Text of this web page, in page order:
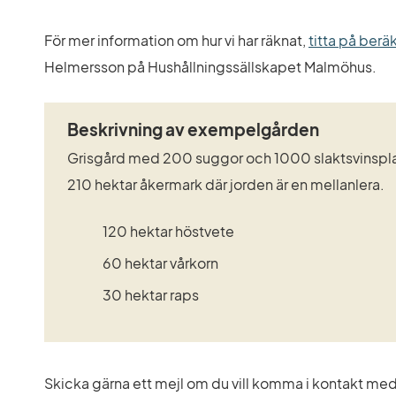
För mer information om hur vi har räknat, titta på
Helmersson på Hushållningssällskapet Malmöhus.
Beskrivning av exempelgården
Grisgård med 200 suggor och 1000
210 hektar åkermark där jorden är en mellanlera.
120 hektar höstvete
60 hektar vårkorn
30 hektar raps